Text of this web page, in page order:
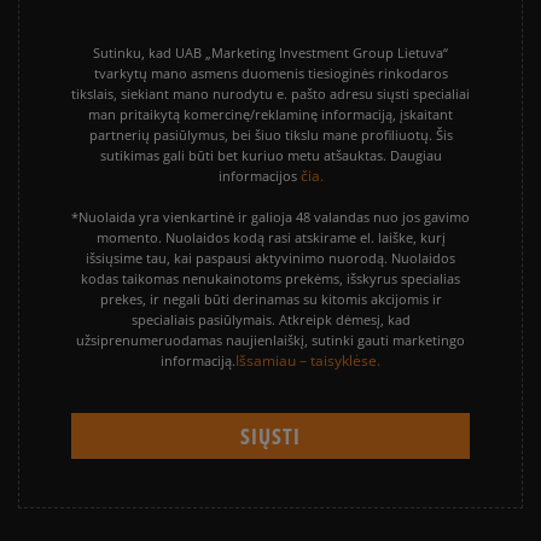
Sutinku, kad UAB „Marketing Investment Group Lietuva“
tvarkytų mano asmens duomenis tiesioginės rinkodaros
tikslais, siekiant mano nurodytu e. pašto adresu siųsti specialiai
man pritaikytą komercinę/reklaminę informaciją, įskaitant
partnerių pasiūlymus, bei šiuo tikslu mane profiliuotų. Šis
sutikimas gali būti bet kuriuo metu atšauktas. Daugiau
informacijos čia.
*Nuolaida yra vienkartinė ir galioja 48 valandas nuo jos gavimo
momento. Nuolaidos kodą rasi atskirame el. laiške, kurį
išsiųsime tau, kai paspausi aktyvinimo nuorodą. Nuolaidos
kodas taikomas nenukainotoms prekėms, išskyrus specialias
prekes, ir negali būti derinamas su kitomis akcijomis ir
specialiais pasiūlymais. Atkreipk dėmesį, kad
užsiprenumeruodamas naujienlaiškį, sutinki gauti marketingo
informaciją.Išsamiau – taisyklėse.